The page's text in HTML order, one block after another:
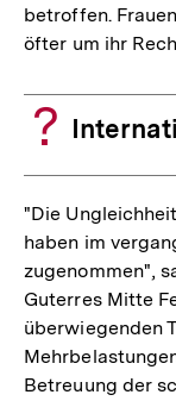
betroffen.
öfter um ihr
"Die
haben im
zugenommen",
Guterres Mitte
überwiegenden
Betreuung der